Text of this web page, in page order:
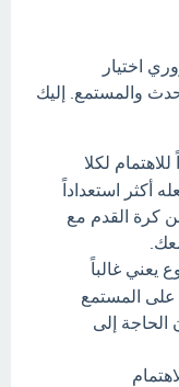
اختيار
والمستمع. إليك
لكلا
أكثر استعداداً
كرة القدم مع
يعني غالباً
المستمع
الحاجة إلى